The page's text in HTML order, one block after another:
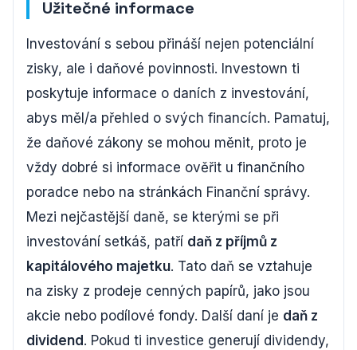
Užitečné informace
Investování s sebou přináší nejen potenciální
zisky, ale i daňové povinnosti. Investown ti
poskytuje informace o daních z investování,
abys měl/a přehled o svých financích. Pamatuj,
že daňové zákony se mohou měnit, proto je
vždy dobré si informace ověřit u finančního
poradce nebo na stránkách Finanční správy.
Mezi nejčastější daně, se kterými se při
investování setkáš, patří daň z příjmů z
kapitálového majetku. Tato daň se vztahuje
na zisky z prodeje cenných papírů, jako jsou
akcie nebo podílové fondy. Další daní je daň z
dividend . Pokud ti investice generují dividendy,